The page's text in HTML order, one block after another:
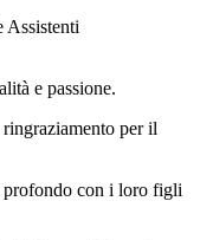
e passione.
per il
profondo con i loro figli